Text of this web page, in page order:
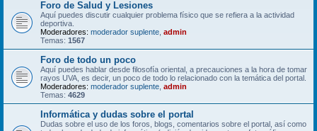
Foro de Salud y Lesiones
Aquí puedes discutir cualquier problema físico que se refiera a la actividad
deportiva.
Moderadores: moderador suplente admin
Temas: 1567
Foro de todo un poco
Aquí puedes hablar desde filosofía oriental, a precauciones a la hora de tomar
rayos UVA, es decir, un poco de todo lo relacionado con la temática del portal.
Moderadores: moderador suplente admin
Temas: 4629
Informática y dudas sobre el portal
Dudas sobre el uso de los foros, blogs, comentarios sobre el portal, así como